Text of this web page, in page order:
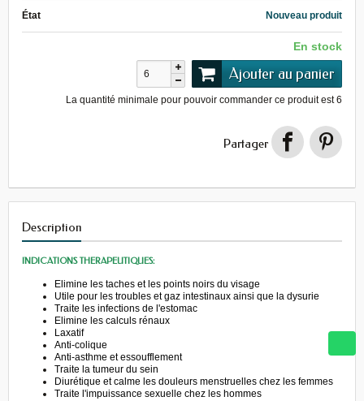
État Nouveau produit
En stock
Ajouter au panier
La quantité minimale pour pouvoir commander ce produit est6
Partager
Description
INDICATIONS THERAPEUTIQUES:
Elimine les taches et les points noirs du visage
Utile pour les troubles et gaz intestinaux ainsi que la dysurie
Traite les infections de l'estomac
Elimine les calculs rénaux
Laxatif
Anti-colique
Anti-asthme et essoufflement
Traite la tumeur du sein
Diurétique et calme les douleurs menstruelles chez les femmes
Traite l'impuissance sexuelle chez les hommes